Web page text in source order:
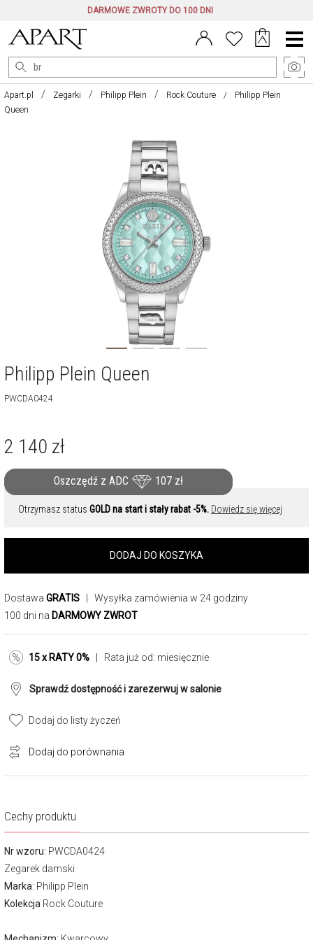
DARMOWE ZWROTY DO 100 DNI
Menu
główne
Apart.pl Zegarki Philipp Plein Rock Couture
Philipp Plein
Queen
Cechy produktu
Nr wzoru: PWCDA0424
Zegarek damski
Marka: Philipp Plein
Kolekcja Rock Couture
Philipp Plein Queen
PWCDA0424
2 140 zł
Oszczędź z ADC 107 zł
Otrzymasz status GOLD na start i stały rabat -5%. Dowiedz się więcej
DODAJ DO KOSZYKA
Dostawa GRATIS | Wysyłka zamówienia w 24 godziny
100 dni na DARMOWY ZWROT
15 x RATY 0% | Rata już od: miesięcznie
Sprawdź dostępność i zarezerwuj w salonie
Dodaj do listy życzeń
Dodaj do porównania